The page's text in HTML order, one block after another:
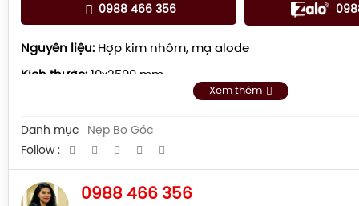
0988 466 356
Nguyên liệu: Hợp kim nhôm, mạ alode
Kích thước: 10x2500 mm
Màu inox
Màu vàng bóng
Màu sâm panh
Xem thêm
Danh mục
Nẹp Bo Góc
Follow :
0988 466 356